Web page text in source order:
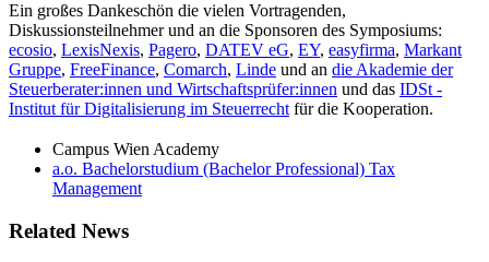
Ein großes Dankeschön die vielen Vortragenden,
Diskussionsteilnehmer und an die Sponsoren des Symposiums:
ecosio, LexisNexis, Pagero, DATEV eG, EY, easyfirma, Markant
Gruppe, FreeFinance, Comarch, Linde und an die Akademie der
Steuerberater:innen und Wirtschaftsprüfer:innen und das IDSt -
Institut für Digitalisierung im Steuerrecht für die Kooperation.
Campus Wien Academy
a.o. Bachelorstudium (Bachelor Professional) Tax
Management
Related News